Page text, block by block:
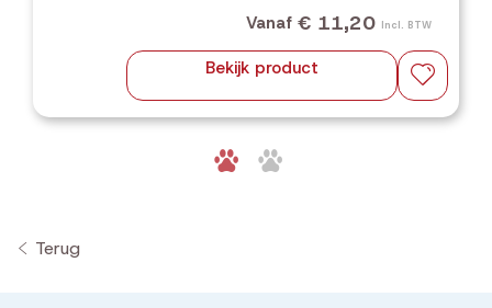
Vanaf € 11,20 Incl. BTW
Bekijk product
Terug